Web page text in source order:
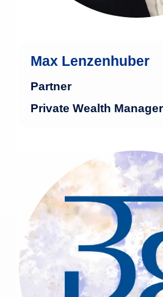
Max Lenzenhuber
Partner
Private Wealth Manager
Marie-Claire ist seit 2015
und verfügt über 36
der
Übersetzerin (Englisch
der Universität
begann sie ihre
zunächst in Belgien